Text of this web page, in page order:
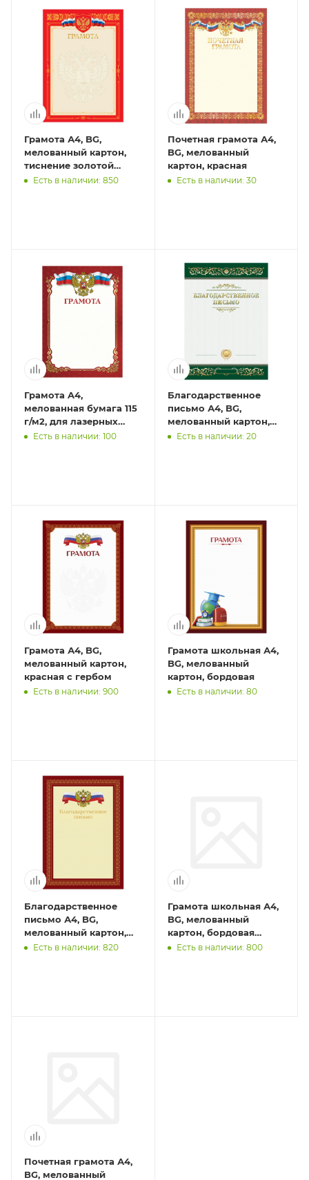
Грамота А4, BG,
мелованный картон,
тиснение золотой
фольгой, красная
Есть в наличии: 850
Почетная грамота А4,
BG, мелованный
картон, красная
Есть в наличии: 30
Грамота A4,
мелованная бумага 115
г/м2, для лазерных
принтеров, красная,
Есть в наличии: 100
Благодарственное
письмо А4, BG,
мелованный картон,
зеленое
Есть в наличии: 20
Грамота А4, BG,
мелованный картон,
красная c гербом
Есть в наличии: 900
Грамота школьная А4,
BG, мелованный
картон, бордовая
Есть в наличии: 80
Благодарственное
письмо А4, BG,
мелованный картон,
красное с гербом
Есть в наличии: 820
Грамота школьная А4,
BG, мелованный
картон, бордовая
Г4_06416
Есть в наличии: 800
Почетная грамота А4,
BG, мелованный